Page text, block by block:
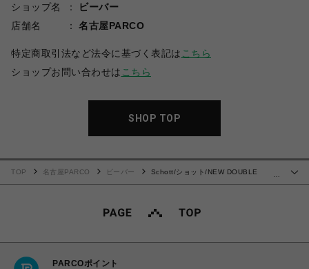
ショップ名
ビーバー
店舗名
名古屋PARCO
特定商取引法など法令に基づく表記は こちら
ショップお問い合わせは こちら
SHOP TOP
…
TOP 名古屋PARCO ビーバー
Schott/ショット/NEW DOUBLE
PARCOポイント